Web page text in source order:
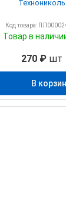
Технониколь
Код товара:
Товар в
270 ₽ шт
В